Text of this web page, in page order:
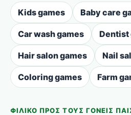
Kids games Baby care
Car wash games Dentist
Hair salon games Nail
Coloring games Farm
ΦΙΛΙΚΌ ΠΡΟΣ ΤΟΥΣ ΓΟΝΕΊΣ